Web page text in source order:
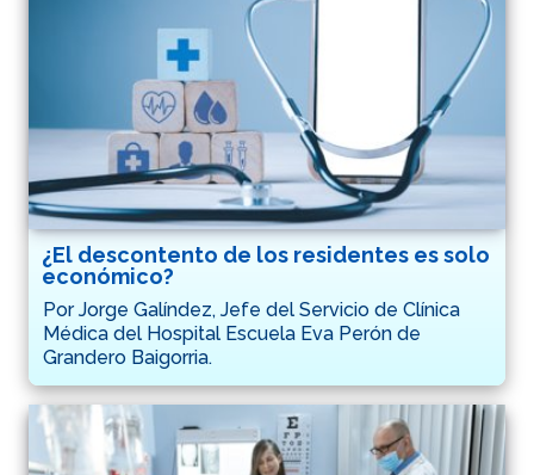
¿El descontento de los residentes es solo
económico?
Por Jorge Galíndez, Jefe del Servicio de Clínica
Médica del Hospital Escuela Eva Perón de
Grandero Baigorria.